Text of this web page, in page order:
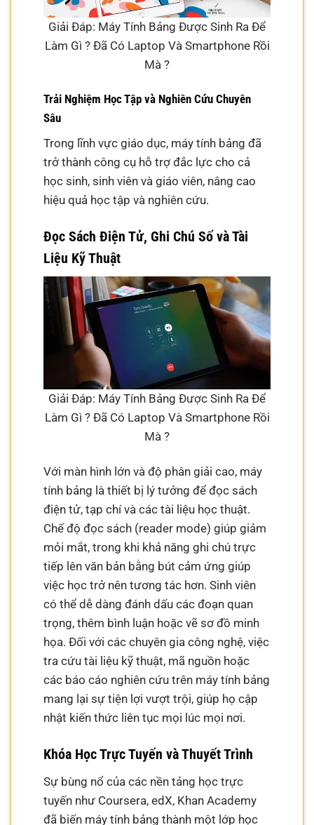
Giải Đáp: Máy Tính Bảng Được Sinh Ra Để
Làm Gì ? Đã Có Laptop Và Smartphone Rồi
Mà ?
Trải Nghiệm Học Tập và Nghiên Cứu Chuyên
Sâu
Trong lĩnh vực giáo dục, máy tính bảng đã
trở thành công cụ hỗ trợ đắc lực cho cả
học sinh, sinh viên và giáo viên, nâng cao
hiệu quả học tập và nghiên cứu.
Đọc Sách Điện Tử, Ghi Chú Số và Tài
Liệu Kỹ Thuật
Giải Đáp: Máy Tính Bảng Được Sinh Ra Để
Làm Gì ? Đã Có Laptop Và Smartphone Rồi
Mà ?
Với màn hình lớn và độ phân giải cao, máy
tính bảng là thiết bị lý tưởng để đọc sách
điện tử, tạp chí và các tài liệu học thuật.
Chế độ đọc sách (reader mode) giúp giảm
mỏi mắt, trong khi khả năng ghi chú trực
tiếp lên văn bản bằng bút cảm ứng giúp
việc học trở nên tương tác hơn. Sinh viên
có thể dễ dàng đánh dấu các đoạn quan
trọng, thêm bình luận hoặc vẽ sơ đồ minh
họa. Đối với các chuyên gia công nghệ, việc
tra cứu tài liệu kỹ thuật, mã nguồn hoặc
các báo cáo nghiên cứu trên máy tính bảng
mang lại sự tiện lợi vượt trội, giúp họ cập
nhật kiến thức liên tục mọi lúc mọi nơi.
Khóa Học Trực Tuyến và Thuyết Trình
Sự bùng nổ của các nền tảng học trực
tuyến như Coursera, edX, Khan Academy
đã biến máy tính bảng thành một lớp học